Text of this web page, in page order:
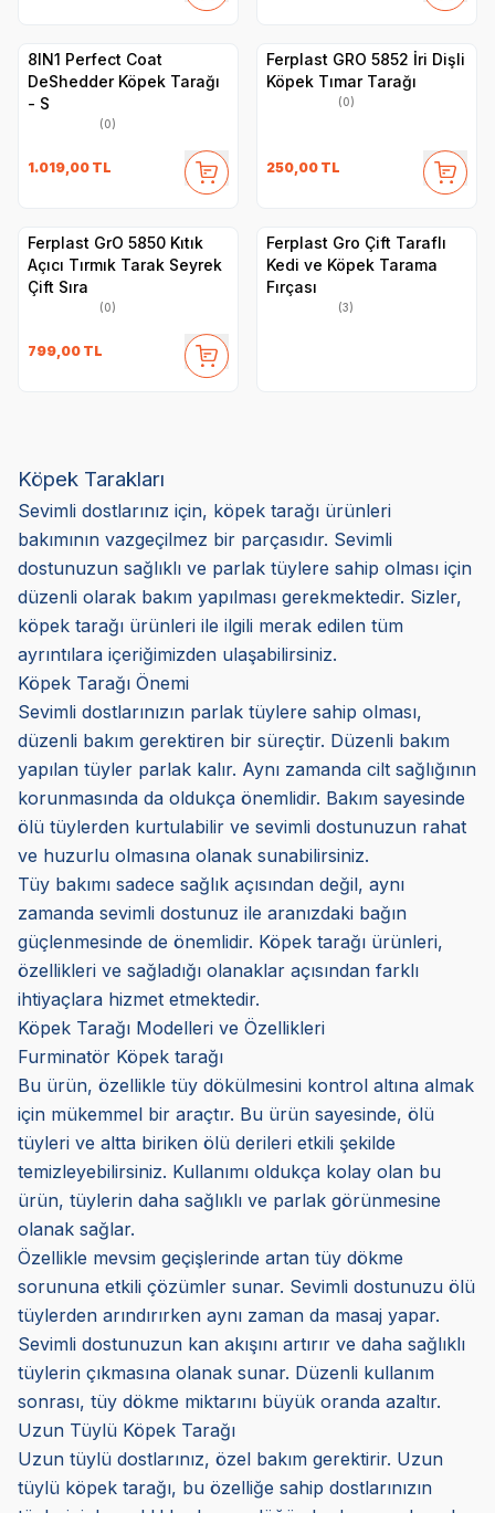
8IN1 Perfect Coat
DeShedder Köpek Tarağı
- S
(0)
1.019,00 TL
Ferplast GRO 5852 İri Dişli
Köpek Tımar Tarağı
(0)
250,00 TL
Ferplast GrO 5850 Kıtık
Açıcı Tırmık Tarak Seyrek
Çift Sıra
(0)
799,00 TL
Ferplast Gro Çift Taraflı
Kedi ve Köpek Tarama
Fırçası
(3)
Köpek Tarakları
Sevimli dostlarınız için, köpek tarağı ürünleri
bakımının vazgeçilmez bir parçasıdır. Sevimli
dostunuzun sağlıklı ve parlak tüylere sahip olması için
düzenli olarak bakım yapılması gerekmektedir. Sizler,
köpek tarağı ürünleri ile ilgili merak edilen tüm
ayrıntılara içeriğimizden ulaşabilirsiniz.
Köpek Tarağı Önemi
Sevimli dostlarınızın parlak tüylere sahip olması,
düzenli bakım gerektiren bir süreçtir. Düzenli bakım
yapılan tüyler parlak kalır. Aynı zamanda cilt sağlığının
korunmasında da oldukça önemlidir. Bakım sayesinde
ölü tüylerden kurtulabilir ve sevimli dostunuzun rahat
ve huzurlu olmasına olanak sunabilirsiniz.
Tüy bakımı sadece sağlık açısından değil, aynı
zamanda sevimli dostunuz ile aranızdaki bağın
güçlenmesinde de önemlidir. Köpek tarağı ürünleri,
özellikleri ve sağladığı olanaklar açısından farklı
ihtiyaçlara hizmet etmektedir.
Köpek Tarağı Modelleri ve Özellikleri
Furminatör Köpek tarağı
Bu ürün, özellikle tüy dökülmesini kontrol altına almak
için mükemmel bir araçtır. Bu ürün sayesinde, ölü
tüyleri ve altta biriken ölü derileri etkili şekilde
temizleyebilirsiniz. Kullanımı oldukça kolay olan bu
ürün, tüylerin daha sağlıklı ve parlak görünmesine
olanak sağlar.
Özellikle mevsim geçişlerinde artan tüy dökme
sorununa etkili çözümler sunar. Sevimli dostunuzu ölü
tüylerden arındırırken aynı zaman da masaj yapar.
Sevimli dostunuzun kan akışını artırır ve daha sağlıklı
tüylerin çıkmasına olanak sunar. Düzenli kullanım
sonrası, tüy dökme miktarını büyük oranda azaltır.
Uzun Tüylü Köpek Tarağı
Uzun tüylü dostlarınız, özel bakım gerektirir. Uzun
tüylü köpek tarağı, bu özelliğe sahip dostlarınızın